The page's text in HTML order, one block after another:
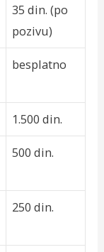
35 din. (po
pozivu)
besplatno
1.500 din.
500 din.
250 din.